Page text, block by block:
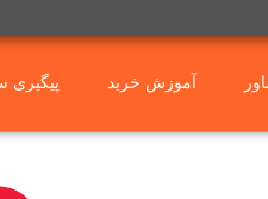
آموزش خرید پیگیری